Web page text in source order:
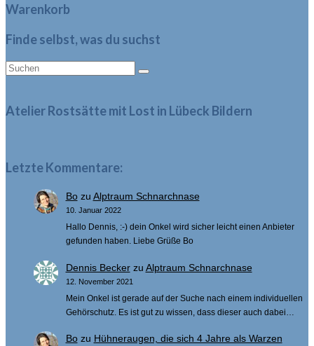
Warenkorb
Finde selbst, was du suchst
Suche
Atelier Rostsätte mit Lost in Lübeck Bildern
Letzte Kommentare:
Bozu Alptraum Schnarchnase
10. Januar 2022
Hallo Dennis, :-) dein Onkel wird sicher leicht einen Anbieter
gefunden haben. Liebe Grüße Bo
Dennis Beckerzu Alptraum Schnarchnase
12. November 2021
Mein Onkel ist gerade auf der Suche nach einem individuellen
Gehörschutz. Es ist gut zu wissen, dass dieser auch dabei…
Bozu Hühneraugen, die sich 4 Jahre als Warzen